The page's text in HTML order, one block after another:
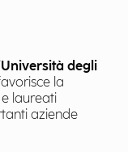
Università degli
la
laureati
aziende